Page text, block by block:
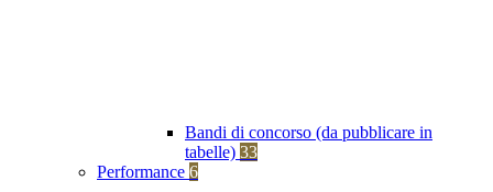
Bandi di concorso (da pubblicare in
tabelle) 33
Performance 6